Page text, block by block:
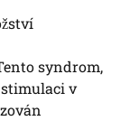
syndrom,
v